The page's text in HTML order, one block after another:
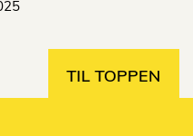
TIL TOPPEN